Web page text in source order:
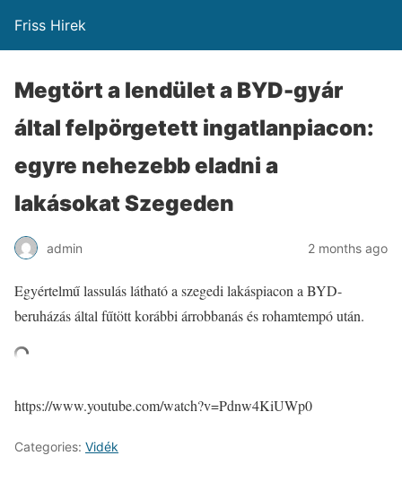
Friss Hirek
Megtört a lendület a BYD-gyár
által felpörgetett ingatlanpiacon:
egyre nehezebb eladni a
lakásokat Szegeden
admin 2 months ago
Egyértelmű lassulás látható a szegedi lakáspiacon a BYD-
beruházás által fűtött korábbi árrobbanás és rohamtempó után.
https://www.youtube.com/watch?v=Pdnw4KiUWp0
Categories: Vidék